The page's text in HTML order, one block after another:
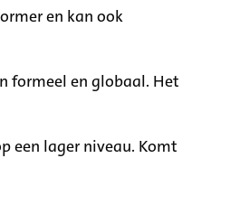
en kan ook
formeel en globaal. Het
een lager niveau. Komt